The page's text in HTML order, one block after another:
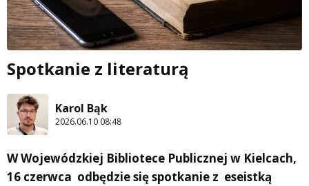
Spotkanie z literaturą
Karol Bąk
2026.06.10 08:48
W Wojewódzkiej Bibliotece Publicznej w Kielcach,
16 czerwca odbędzie się spotkanie z eseistką